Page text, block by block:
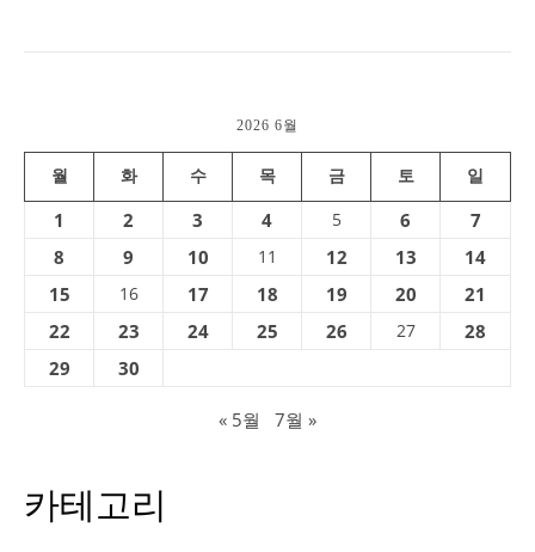
2026 6월
월 화 수 목 금 토 일
1 2 3 4 5 6
7
8
9 10 11 12 13
14
15
16 17 18 19 20
21
22
23 24 25 26 27
28
29
30
« 5월 7월 »
카테고리